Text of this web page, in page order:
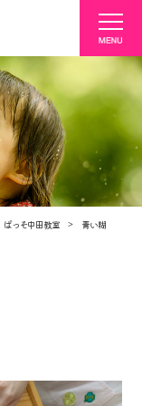
ぱっそ中田教室 青い糊